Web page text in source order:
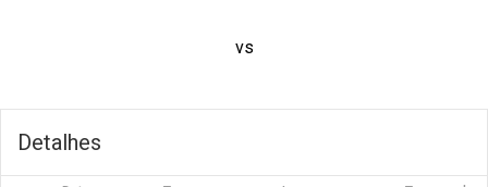
vs
Detalhes